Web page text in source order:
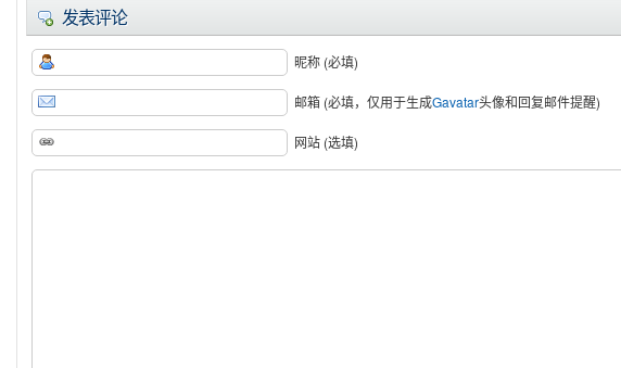
发表评论
昵称 (必填)
邮箱 (必填，仅用于生成Gavatar头像和回复邮件提醒)
网站 (选填)